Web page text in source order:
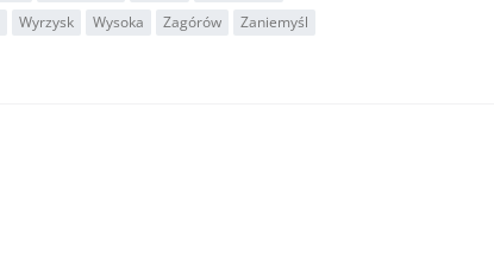
Wyrzysk Wysoka Zagórów
Zaniemyśl